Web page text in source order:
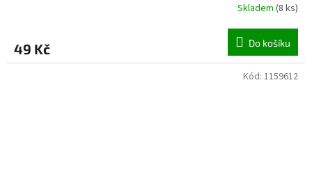
Skladem (8 ks)
49 Kč Do košíku
Kód: 1159612